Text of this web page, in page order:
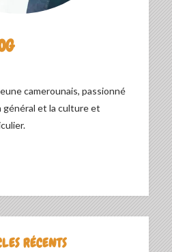
camerounais, passionné
général et la culture et
RÉCENTS